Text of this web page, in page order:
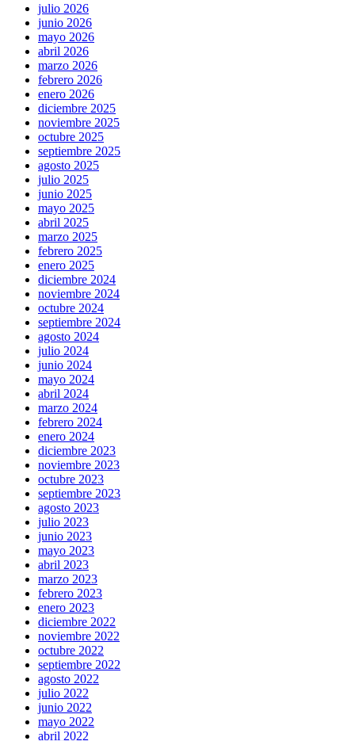
julio 2026
junio 2026
mayo 2026
abril 2026
marzo 2026
febrero 2026
enero 2026
diciembre 2025
noviembre 2025
octubre 2025
septiembre 2025
agosto 2025
julio 2025
junio 2025
mayo 2025
abril 2025
marzo 2025
febrero 2025
enero 2025
diciembre 2024
noviembre 2024
octubre 2024
septiembre 2024
agosto 2024
julio 2024
junio 2024
mayo 2024
abril 2024
marzo 2024
febrero 2024
enero 2024
diciembre 2023
noviembre 2023
octubre 2023
septiembre 2023
agosto 2023
julio 2023
junio 2023
mayo 2023
abril 2023
marzo 2023
febrero 2023
enero 2023
diciembre 2022
noviembre 2022
octubre 2022
septiembre 2022
agosto 2022
julio 2022
junio 2022
mayo 2022
abril 2022